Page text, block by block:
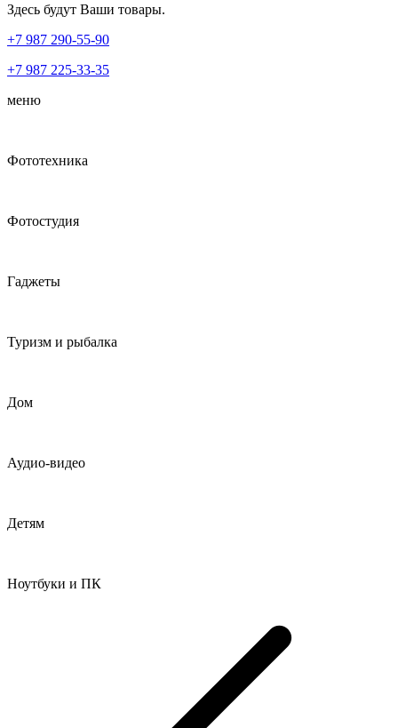
Здесь будут Ваши товары.
+7 987 290-55-90
+7 987 225-33-35
меню
Фототехника
Фотостудия
Гаджеты
Туризм и рыбалка
Дом
Аудио-видео
Детям
Ноутбуки и ПК